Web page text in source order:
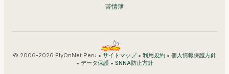
苦情簿
© 2006-2026 FlyOnNet Peru • サイトマップ• 利用規約 • 個人情報保護方針
• データ保護• SNNA防止方針